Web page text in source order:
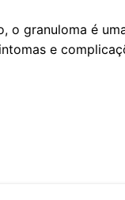
o granuloma é
e